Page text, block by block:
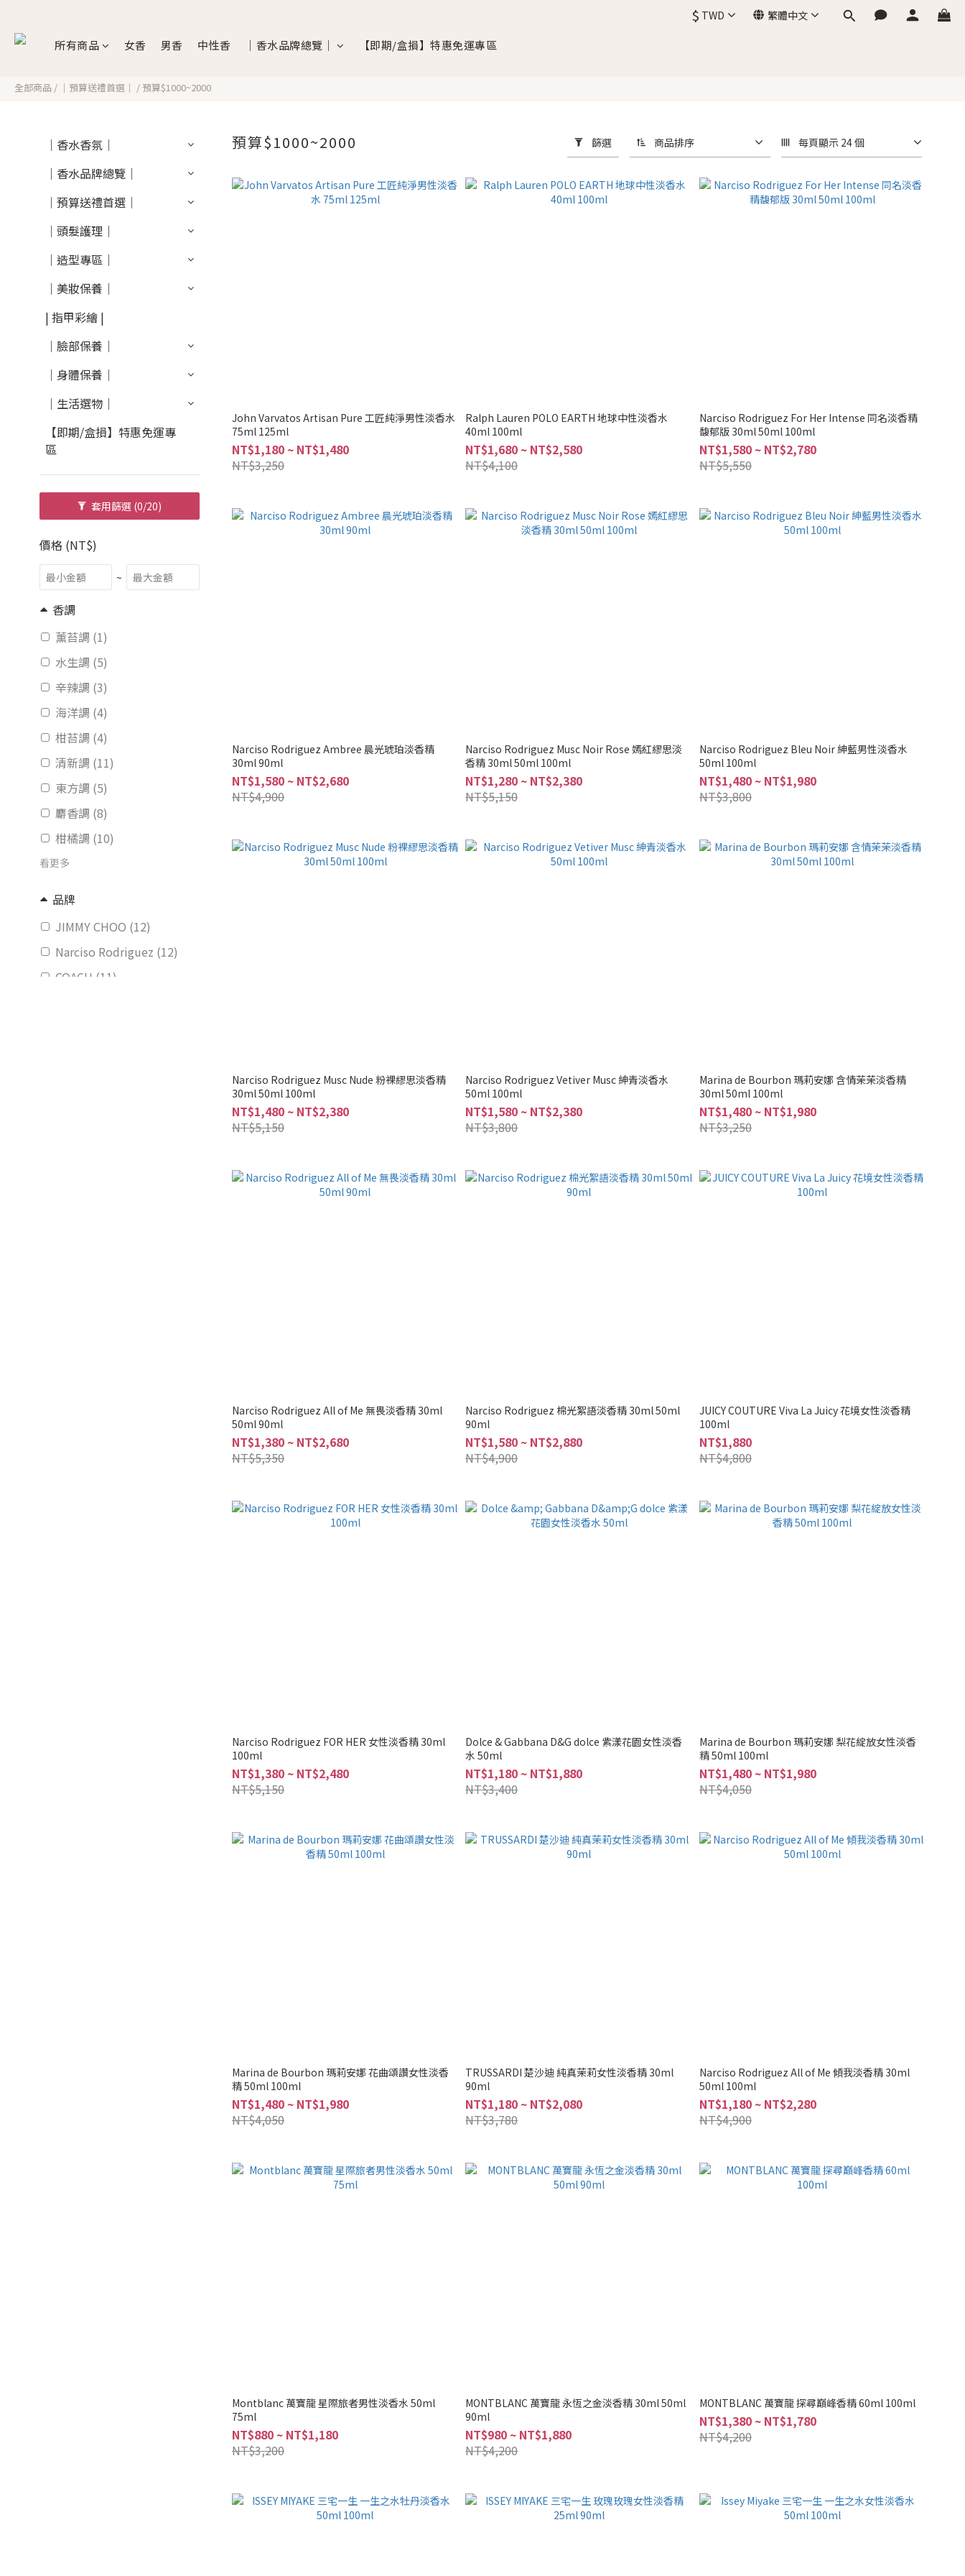
$ TWD 繁體中文
所有商品 女香 男香 中性香 ｜香水品牌總覽｜ 【即期/盒損】特惠免運專區
全部商品 / ｜預算送禮首選｜ / 預算$1000~2000
｜香水香氛｜
｜香水品牌總覽｜
｜預算送禮首選｜
｜頭髮護理｜
｜造型專區｜
｜美妝保養｜
| 指甲彩繪 |
｜臉部保養｜
｜身體保養｜
｜生活選物｜
【即期/盒損】特惠免運專
區
套用篩選 (0/20)
價格 (NT$)
~
香調
薰苔調 (1)
水生調 (5)
辛辣調 (3)
海洋調 (4)
柑苔調 (4)
清新調 (11)
東方調 (5)
麝香調 (8)
柑橘調 (10)
看更多
品牌
JIMMY CHOO (12)
Narciso Rodriguez (12)
COACH (11)
預算$1000~2000 篩選 商品排序 每頁顯示 24 個
John Varvatos Artisan Pure 工匠純淨男性淡香水
75ml 125ml
NT$1,180 ~ NT$1,480
NT$3,250
Ralph Lauren POLO EARTH 地球中性淡香水
40ml 100ml
NT$1,680 ~ NT$2,580
NT$4,100
Narciso Rodriguez For Her Intense 同名淡香精
馥郁版 30ml 50ml 100ml
NT$1,580 ~ NT$2,780
NT$5,550
Narciso Rodriguez Ambree 晨光琥珀淡香精
30ml 90ml
NT$1,580 ~ NT$2,680
NT$4,900
Narciso Rodriguez Musc Noir Rose 嫣紅繆思淡
香精 30ml 50ml 100ml
NT$1,280 ~ NT$2,380
NT$5,150
Narciso Rodriguez Bleu Noir 紳藍男性淡香水
50ml 100ml
NT$1,480 ~ NT$1,980
NT$3,800
Narciso Rodriguez Musc Nude 粉裸繆思淡香精
30ml 50ml 100ml
NT$1,480 ~ NT$2,380
NT$5,150
Narciso Rodriguez Vetiver Musc 紳青淡香水
50ml 100ml
NT$1,580 ~ NT$2,380
NT$3,800
Marina de Bourbon 瑪莉安娜 含情茉茉淡香精
30ml 50ml 100ml
NT$1,480 ~ NT$1,980
NT$3,250
Narciso Rodriguez All of Me 無畏淡香精 30ml
50ml 90ml
NT$1,380 ~ NT$2,680
NT$5,350
Narciso Rodriguez 棉光絮語淡香精 30ml 50ml
90ml
NT$1,580 ~ NT$2,880
NT$4,900
JUICY COUTURE Viva La Juicy 花境女性淡香精
100ml
NT$1,880
NT$4,800
Narciso Rodriguez FOR HER 女性淡香精 30ml
100ml
NT$1,380 ~ NT$2,480
NT$5,150
Dolce & Gabbana D&G dolce 紫漾花園女性淡香
水 50ml
NT$1,180 ~ NT$1,880
NT$3,400
Marina de Bourbon 瑪莉安娜 梨花綻放女性淡香
精 50ml 100ml
NT$1,480 ~ NT$1,980
NT$4,050
Marina de Bourbon 瑪莉安娜 花曲頌讚女性淡香
精 50ml 100ml
NT$1,480 ~ NT$1,980
NT$4,050
TRUSSARDI 楚沙迪 純真茉莉女性淡香精 30ml
90ml
NT$1,180 ~ NT$2,080
NT$3,780
Narciso Rodriguez All of Me 傾我淡香精 30ml
50ml 100ml
NT$1,180 ~ NT$2,280
NT$4,900
Montblanc 萬寶龍 星際旅者男性淡香水 50ml
75ml
NT$880 ~ NT$1,180
NT$3,200
MONTBLANC 萬寶龍 永恆之金淡香精 30ml 50ml
90ml
NT$980 ~ NT$1,880
NT$4,200
MONTBLANC 萬寶龍 探尋巔峰香精 60ml 100ml
NT$1,380 ~ NT$1,780
NT$4,200